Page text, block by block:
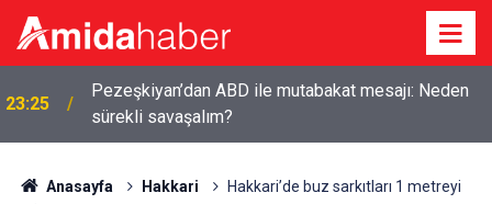
23:25
Pezeşkiyan’dan ABD ile mutabakat mesajı: Neden
sürekli savaşalım?
Anasayfa Hakkari
Hakkari’de buz sarkıtları 1 metreyi